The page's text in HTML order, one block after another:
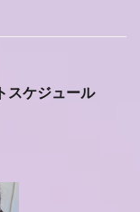
スケジュール